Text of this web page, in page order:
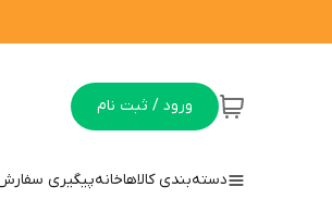
ورود / ثبت نام
دسته‌بندی کالاهاخانهپیگیری